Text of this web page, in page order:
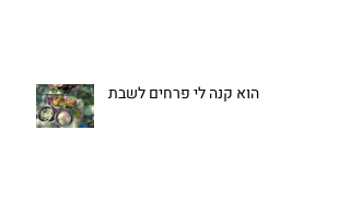
הוא קנה לי פרחים לשבת